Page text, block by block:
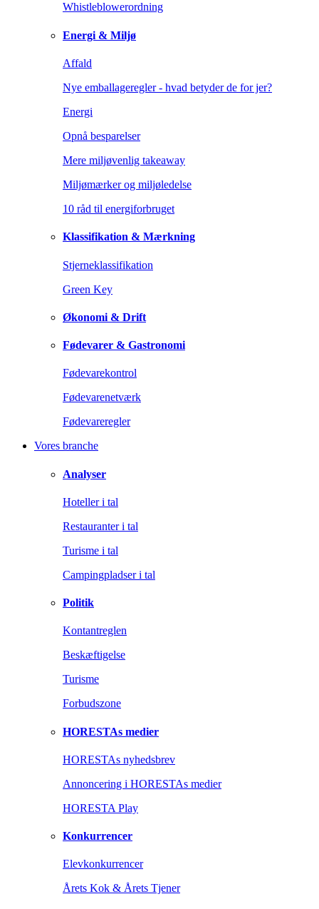
Whistleblowerordning
Energi & Miljø
Affald
Nye emballageregler - hvad betyder de for jer?
Energi
Opnå besparelser
Mere miljøvenlig takeaway
Miljømærker og miljøledelse
10 råd til energiforbruget
Klassifikation & Mærkning
Stjerneklassifikation
Green Key
Økonomi & Drift
Fødevarer & Gastronomi
Fødevarekontrol
Fødevarenetværk
Fødevareregler
Vores branche
Analyser
Hoteller i tal
Restauranter i tal
Turisme i tal
Campingpladser i tal
Politik
Kontantreglen
Beskæftigelse
Turisme
Forbudszone
HORESTAs medier
HORESTAs nyhedsbrev
Annoncering i HORESTAs medier
HORESTA Play
Konkurrencer
Elevkonkurrencer
Årets Kok & Årets Tjener